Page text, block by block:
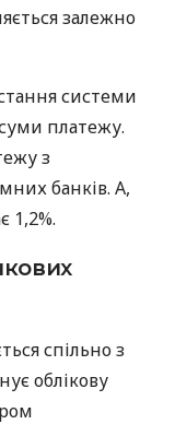
залежно
системи
суми платежу.
з
банків. А,
1,2%.
спільно з
облікову